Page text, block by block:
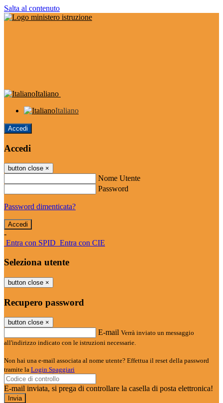
Salta al contenuto
Italiano
Italiano
Accedi
Accedi
button close ×
Nome Utente
Password
Password dimenticata?
-
Entra con SPID Entra con CIE
Seleziona utente
button close ×
Recupero password
button close ×
E-mail Verrà inviato un messaggio
all'indirizzo indicato con le istruzioni necessarie.
Non hai una e-mail associata al nome utente? Effettua il reset della password
tramite la Login Spaggiari
E-mail inviata, si prega di controllare la casella di posta elettronica!